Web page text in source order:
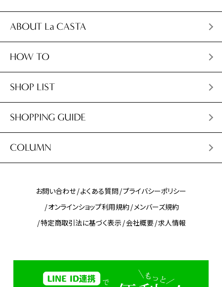
ABOUT La CASTA
HOW TO
SHOP LIST
SHOPPING GUIDE
COLUMN
お問い合わせ よくある質問 プライバシーポリシー
オンラインショップ利用規約 メンバーズ規約
特定商取引法に基づく表示 会社概要 求人情報